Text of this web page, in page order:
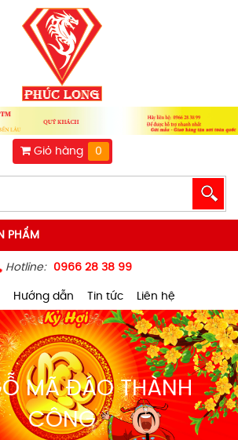
Giỏ hàng 0
PHẨM
Hotline: 0966 28 38 99
Hướng dẫn Tin tức Liên hệ
MÃ ĐÁO THÀNH
CÔNG